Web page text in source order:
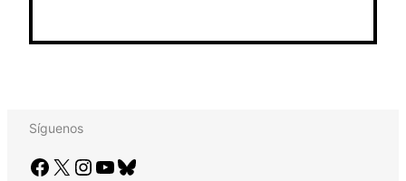
Síguenos
Facebook X Instagram YouTube Bluesky